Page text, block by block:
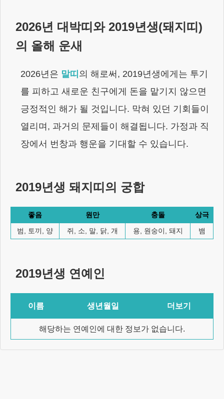
2026년 대박띠와 2019년생(돼지 띠)
의 올해 운새
2026년은 말띠 의 해로써, 2019년생에게는 투기
를 피하고 새로운 친구에게 돈을 맡기지 않으면
긍정적인 해가 될 것입니다. 막혀 있던 기회들이
열리며, 과거의 문제들이 해결됩니다. 가정과 직
장에서 번창과 행운을 기대할 수 있습니다.
2019년생 돼지 띠의 궁합
좋음 원만 충돌
상극
범, 토끼, 양
쥐, 소, 말, 닭, 개 용, 원숭이, 돼지 뱀
2019년생 연예인
이름 생년월일 더보기
해당하는 연예인에 대한 정보가 없습니다.